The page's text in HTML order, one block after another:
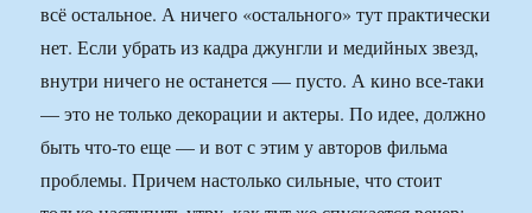
всё остальное. А ничего «остального» тут практически
нет. Если убрать из кадра джунгли и медийных звезд,
внутри ничего не останется — пусто. А кино все-таки
— это не только декорации и актеры. По идее, должно
быть что-то еще — и вот с этим у авторов фильма
проблемы. Причем настолько сильные, что стоит